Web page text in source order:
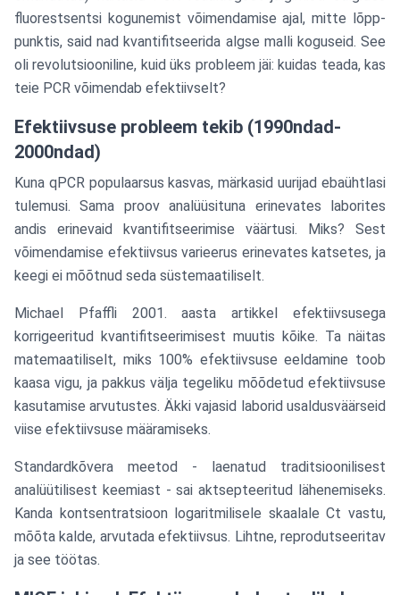
fluorestsentsi kogunemist võimendamise ajal, mitte lõpp-
punktis, said nad kvantifitseerida algse malli koguseid. See
oli revolutsiooniline, kuid üks probleem jäi: kuidas teada, kas
teie PCR võimendab efektiivselt?
Efektiivsuse probleem tekib (1990ndad-
2000ndad)
Kuna qPCR populaarsus kasvas, märkasid uurijad ebaühtlasi
tulemusi. Sama proov analüüsituna erinevates laborites
andis erinevaid kvantifitseerimise väärtusi. Miks? Sest
võimendamise efektiivsus varieerus erinevates katsetes, ja
keegi ei mõõtnud seda süstemaatiliselt.
Michael Pfaffli 2001. aasta artikkel efektiivsusega
korrigeeritud kvantifitseerimisest muutis kõike. Ta näitas
matemaatiliselt, miks 100% efektiivsuse eeldamine toob
kaasa vigu, ja pakkus välja tegeliku mõõdetud efektiivsuse
kasutamise arvutustes. Äkki vajasid laborid usaldusväärseid
viise efektiivsuse määramiseks.
Standardkõvera meetod - laenatud traditsioonilisest
analüütilisest keemiast - sai aktsepteeritud lähenemiseks.
Kanda kontsentratsioon logaritmilisele skaalale Ct vastu,
mõõta kalde, arvutada efektiivsus. Lihtne, reprodutseeritav
ja see töötas.